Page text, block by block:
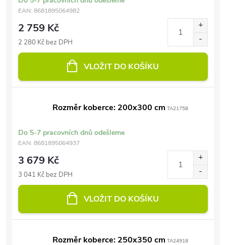
EAN: 8681895064982
2 759 Kč
2 280 Kč bez DPH
VLOŽIT DO KOŠÍKU
Rozměr koberce: 200x300 cm TA21758
Do 5-7 pracovních dnů odešleme
EAN: 8681895064937
3 679 Kč
3 041 Kč bez DPH
VLOŽIT DO KOŠÍKU
Rozměr koberce: 250x350 cm TA24918